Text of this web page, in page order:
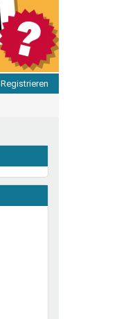
Registrieren